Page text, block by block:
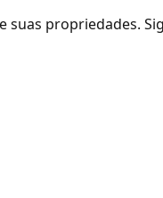
propriedades.